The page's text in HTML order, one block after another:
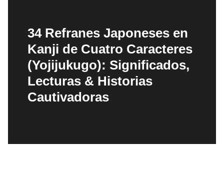
34 Refranes Japoneses en
Kanji de Cuatro Caracteres
(Yojijukugo): Significados,
Lecturas & Historias
Cautivadoras